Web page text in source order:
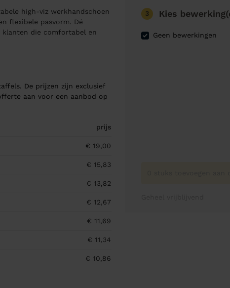
high-viz werkhandschoen
flexibele pasvorm. Dé
die comfortabel en
De prijzen zijn exclusief
aan voor een aanbod op
prijs
€ 19,00
€ 15,83
€ 13,82
€ 12,67
€ 11,69
€ 11,34
€ 10,86
3 Kies
Geen bewerkingen